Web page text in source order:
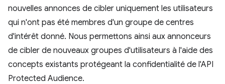
nouvelles annonces de cibler uniquement les utilisateurs
qui n'ont pas été membres d'un groupe de centres
d'intérêt donné. Nous permettons ainsi aux annonceurs
de cibler de nouveaux groupes d'utilisateurs à l'aide des
concepts existants protégeant la confidentialité de l'API
Protected Audience.